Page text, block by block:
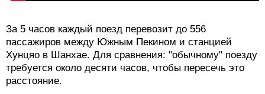
За 5 часов каждый поезд перевозит до 556
пассажиров между Южным Пекином и станцией
Хунцяо в Шанхае. Для сравнения: "обычному" поезду
требуется около десяти часов, чтобы пересечь это
расстояние.